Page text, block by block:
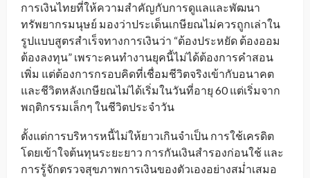
การเงินไทยที่ให้ความสำคัญกับการดูแลและพัฒนา
ทรัพยากรมนุษย์ มองว่าประเด็นเกษียณไม่ควรถูกเล่าใน
รูปแบบสูตรสำเร็จทางการเงินว่า “ต้องประหยัด ต้องออม
ต้องลงทุน” เพราะคนทำงานยุคนี้ไม่ได้ต้องการคำสอน
เพิ่ม แต่ต้องการกรอบคิดที่เชื่อมชีวิตจริงเข้ากับอนาคต
และชีวิตหลังเกษียณไม่ได้เริ่มในวันที่อายุ 60 แต่เริ่มจาก
พฤติกรรมเล็กๆ ในชีวิตประจำวัน
ตั้งแต่การบริหารหนี้ไม่ให้ยาวเกินจำเป็น การใช้เครดิต
โดยเข้าใจต้นทุนระยะยาว การกันเงินสำรองก่อนใช้ และ
การรู้จักตรวจสุขภาพการเงินของตัวเองอย่างสม่ำเสมอ